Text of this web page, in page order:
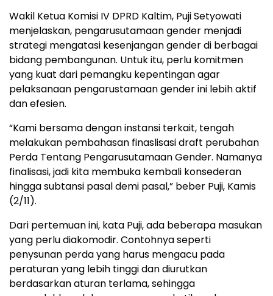
Wakil Ketua Komisi IV DPRD Kaltim, Puji Setyowati
menjelaskan, pengarusutamaan gender menjadi
strategi mengatasi kesenjangan gender di berbagai
bidang pembangunan. Untuk itu, perlu komitmen
yang kuat dari pemangku kepentingan agar
pelaksanaan pengarustamaan gender ini lebih aktif
dan efesien.
“Kami bersama dengan instansi terkait, tengah
melakukan pembahasan finaslisasi draft perubahan
Perda Tentang Pengarusutamaan Gender. Namanya
finalisasi, jadi kita membuka kembali konsederan
hingga subtansi pasal demi pasal,” beber Puji, Kamis
(2/11).
Dari pertemuan ini, kata Puji, ada beberapa masukan
yang perlu diakomodir. Contohnya seperti
penysunan perda yang harus mengacu pada
peraturan yang lebih tinggi dan diurutkan
berdasarkan aturan terlama, sehingga